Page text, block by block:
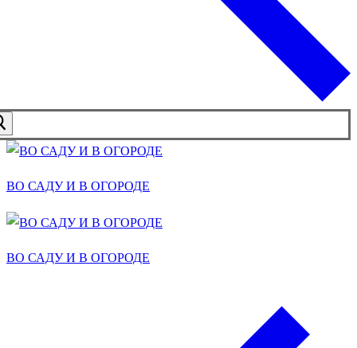
ВО САДУ И В ОГОРОДЕ
ВО САДУ И В ОГОРОДЕ